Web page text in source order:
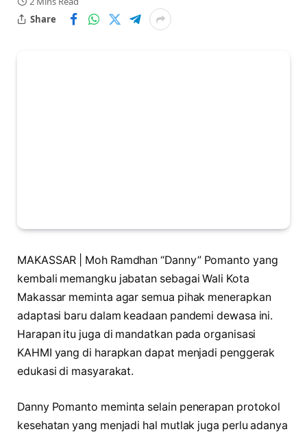
Share
MAKASSAR | Moh Ramdhan “Danny” Pomanto yang
kembali memangku jabatan sebagai Wali Kota
Makassar meminta agar semua pihak menerapkan
adaptasi baru dalam keadaan pandemi dewasa ini.
Harapan itu juga di mandatkan pada organisasi
KAHMI yang di harapkan dapat menjadi penggerak
edukasi di masyarakat.
Danny Pomanto meminta selain penerapan protokol
kesehatan yang menjadi hal mutlak juga perlu adanya